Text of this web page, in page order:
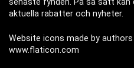
aktuella rabatter och nyheter.
Website icons made by
www.flaticon.com